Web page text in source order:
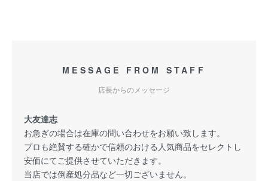
MESSAGE FROM STAFF
店長からのメッセージ
大友達志
お急ぎの場合は在庫の問い合わせをお願い致します。
プロも絶賛する確かで信頼のおける人気商品をセレクトし
安価にてご提供させていただきます。
当店では倒産処分品など一切ございません。